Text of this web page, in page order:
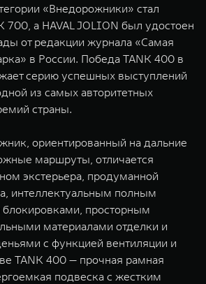
WEY 80
«Внедорожники» стал
700, а HAVAL JOLION был удостоен
от редакции журнала «Самая
в России. Победа TANK 400 в
серию успешных выступлений
из самых авторитетных
страны.
ориентированный на дальние
маршруты, отличается
экстерьера, продуманной
интеллектуальным полным
просторным
материалами отделки и
с функцией вентиляции и
TANK 400 — прочная рамная
подвеска с жестким